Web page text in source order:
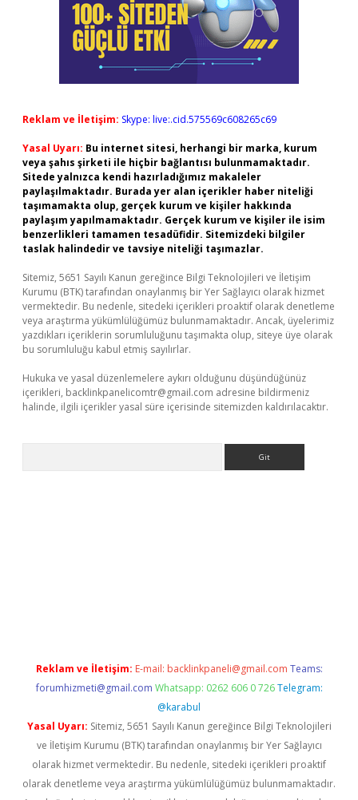
Reklam ve İletişim: Skype: live:.cid.575569c608265c69
Yasal Uyarı: Bu internet sitesi, herhangi bir marka, kurum
veya şahıs şirketi ile hiçbir bağlantısı bulunmamaktadır.
Sitede yalnızca kendi hazırladığımız makaleler
paylaşılmaktadır. Burada yer alan içerikler haber niteliği
taşımamakta olup, gerçek kurum ve kişiler hakkında
paylaşım yapılmamaktadır. Gerçek kurum ve kişiler ile isim
benzerlikleri tamamen tesadüfidir. Sitemizdeki bilgiler
taslak halindedir ve tavsiye niteliği taşımazlar.
Sitemiz, 5651 Sayılı Kanun gereğince Bilgi Teknolojileri ve İletişim
Kurumu (BTK) tarafından onaylanmış bir Yer Sağlayıcı olarak hizmet
vermektedir. Bu nedenle, sitedeki içerikleri proaktif olarak denetleme
veya araştırma yükümlülüğümüz bulunmamaktadır. Ancak, üyelerimiz
yazdıkları içeriklerin sorumluluğunu taşımakta olup, siteye üye olarak
bu sorumluluğu kabul etmiş sayılırlar.
Hukuka ve yasal düzenlemelere aykırı olduğunu düşündüğünüz
içerikleri, backlinkpanelicomtr@gmail.com adresine bildirmeniz
halinde, ilgili içerikler yasal süre içerisinde sitemizden kaldırılacaktır.
Reklam ve İletişim: E-mail: backlinkpaneli@gmail.com Teams:
forumhizmeti@gmail.com Whatsapp: 0262 606 0 726 Telegram:
@karabul
Yasal Uyarı: Sitemiz, 5651 Sayılı Kanun gereğince Bilgi Teknolojileri
ve İletişim Kurumu (BTK) tarafından onaylanmış bir Yer Sağlayıcı
olarak hizmet vermektedir. Bu nedenle, sitedeki içerikleri proaktif
olarak denetleme veya araştırma yükümlülüğümüz bulunmamaktadır.